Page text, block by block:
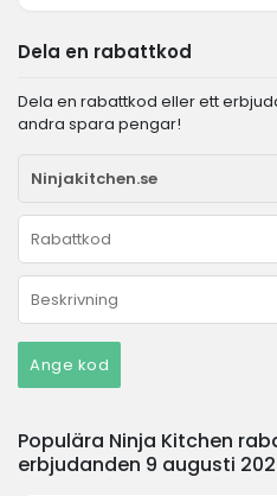
Dela en rabattkod
Dela en rabattkod eller ett
andra spara pengar!
Ange kod
Populära Ninja Kitchen
erbjudanden 9 augusti